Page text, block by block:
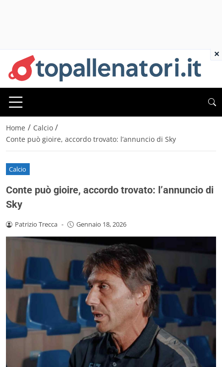
Home / Calcio /
Conte può gioire, accordo trovato: l’annuncio di Sky
Calcio
Conte può gioire, accordo trovato: l’annuncio di
Sky
Patrizio Trecca - Gennaio 18, 2026
×